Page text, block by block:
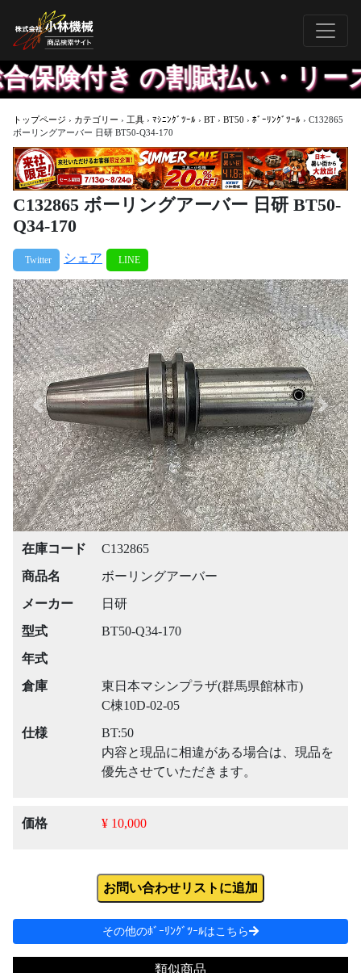
の割賦払い・リースプ
トップページ › カテゴリー › 工具 › ﾏｼﾆﾝｸﾞﾂｰﾙ › BT › BT50 › ﾎﾞｰﾘﾝｸﾞﾂｰﾙ › C132865
ボーリングアーバー 日研 BT50-Q34-170
C132865 ボーリングアーバー 日研 BT50-
Q34-170
シェア
Previous Next
在庫コード
C132865
商品名
ボーリングアーバー
メーカー
日研
型式
BT50-Q34-170
年式
倉庫
東日本マシンプラザ(群馬県館林市)
C棟10D-02-05
仕様
BT:50
内容と現品に相違がある場合は、現品を
優先させていただきます。
価格 ¥ 10,000
お問い合わせリストに追加
その他のﾎﾞｰﾘﾝｸﾞﾂｰﾙはこちら
類似商品